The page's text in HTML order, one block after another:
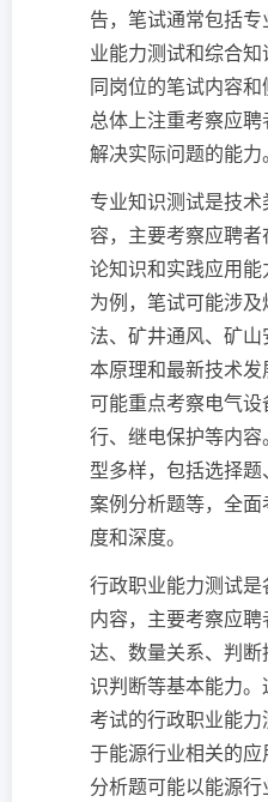
告，笔试通常包括
业能力测试和综合
同岗位的笔试内容
总体上注重考察应
解决实际问题的能力。
专业知识测试是技
容，主要考察应聘
论知识和实践应用
为例，笔试可能涉
法、矿井通风、矿
本原理和最新技术发
可能重点考察电气
行、继电保护等内
型多样，包括选择
案例分析题等，全
度和深度。
行政职业能力测试
内容，主要考察应
达、数量关系、判
识判断等基本能力
考试的行政职业能
于能源行业相关的
分析题可能以能源行